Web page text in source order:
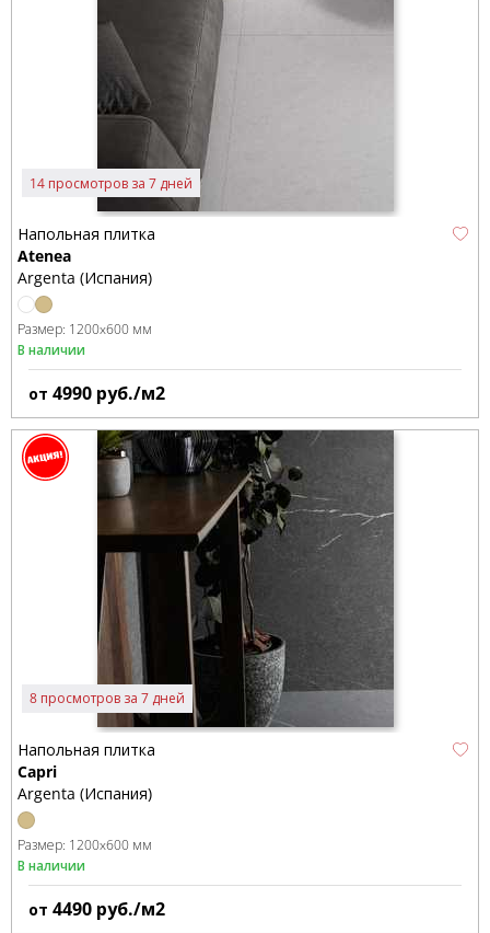
14 просмотров за 7 дней
Напольная плитка
Atenea
Argenta (Испания)
Размер: 1200x600 мм
В наличии
от 4990 руб./м2
8 просмотров за 7 дней
Напольная плитка
Capri
Argenta (Испания)
Размер: 1200x600 мм
В наличии
от 4490 руб./м2